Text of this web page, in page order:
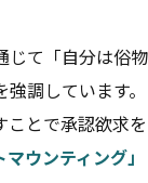
じて「自分は俗物
調しています。
ことで承認欲求を
マウンティング」